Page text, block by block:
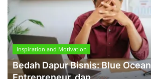
Inspiration and Motivation
Bedah Dapur Bisnis: Blue